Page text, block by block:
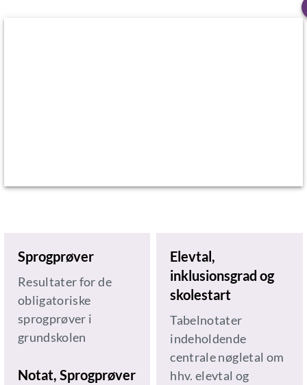
Sprogprøver
Resultater for de
obligatoriske
sprogprøver i
grundskolen
Notat, Sprogprøver
Elevtal,
inklusionsgrad og
skolestart
Tabelnotater
indeholdende
centrale nøgletal om
hhv. elevtal og